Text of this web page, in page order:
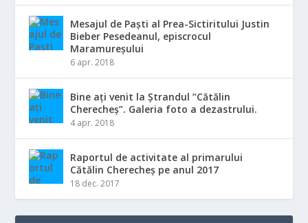
Mesajul de Paști al Prea-Sictiritului Justin
Bieber Pesedeanul, episcrocul
Maramureșului
6 apr. 2018
Bine ați venit la Ștrandul ”Cătălin
Cherecheș”. Galeria foto a dezastrului.
4 apr. 2018
Raportul de activitate al primarului
Cătălin Cherecheș pe anul 2017
18 dec. 2017